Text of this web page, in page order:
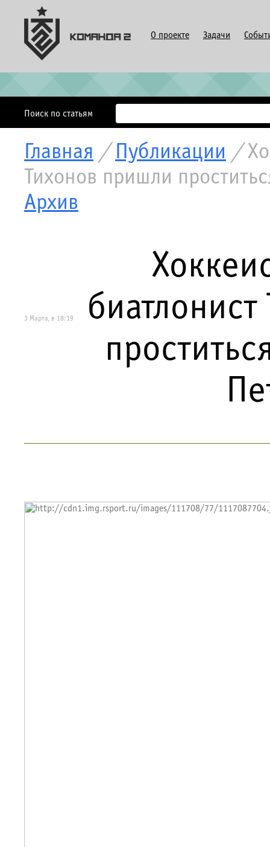
О проекте Задачи
Поиск по статьям
Главная / Публикации /
Тихонов пришли
Архив
3 Марта, в 18:19